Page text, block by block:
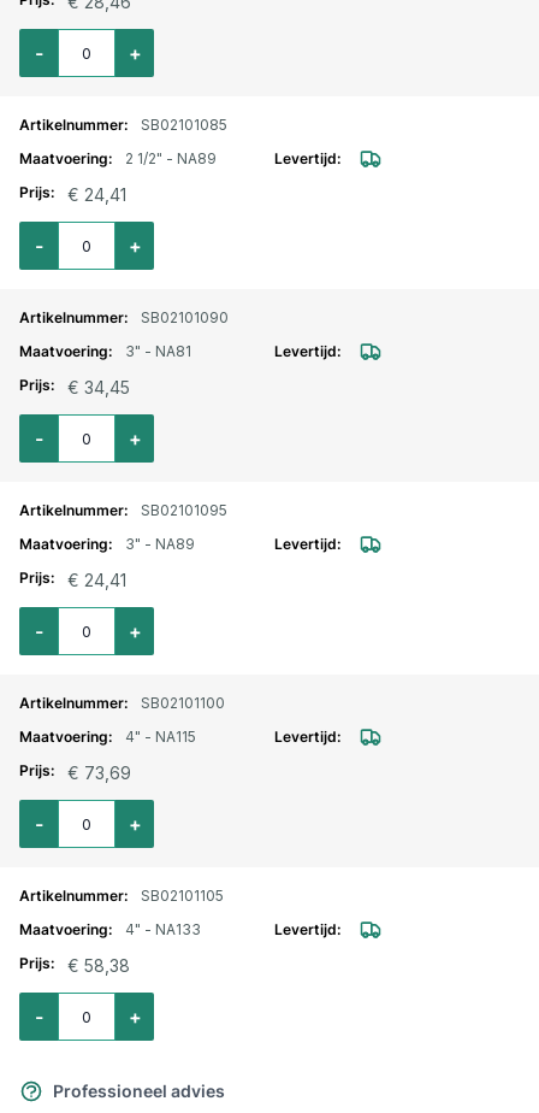
Aantal voor Storz lm. aansluitstuk buitendraad 2 1/2" - NA81
+
-
SB02101085
2 1/2" - NA89
€ 24,41
Aantal voor Storz lm. aansluitstuk buitendraad 2 1/2" - NA89
+
-
SB02101090
3" - NA81
€ 34,45
Aantal voor Storz lm. aansluitstuk buitendraad 3" - NA81
+
-
SB02101095
3" - NA89
€ 24,41
Aantal voor Storz lm. aansluitstuk buitendraad 3" - NA89
+
-
SB02101100
4" - NA115
€ 73,69
Aantal voor Storz lm. aansluitstuk buitendraad 4" - NA115
+
-
SB02101105
4" - NA133
€ 58,38
Aantal voor Storz lm. aansluitstuk buitendraad 4" - NA133
+
-
Professioneel advies